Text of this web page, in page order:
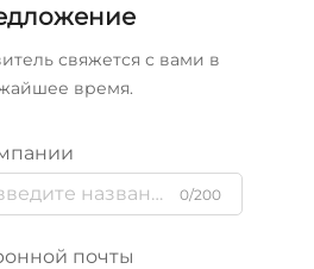
свяжется с вами в
время.
0/200
почты